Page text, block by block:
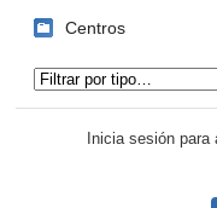
Centros
Inicia sesión